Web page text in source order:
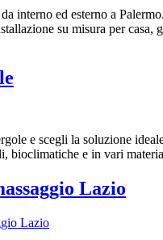
interno ed esterno a
su misura per casa,
e scegli la soluzione
bioclimatiche e in vari
Lazio